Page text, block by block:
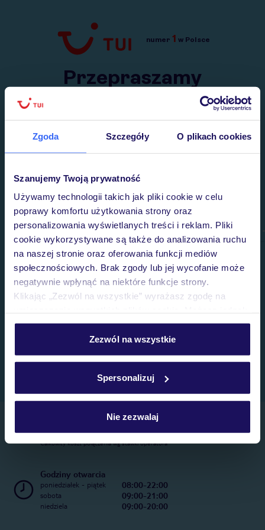
Zgoda Szczegóły O plikach cookies
Szanujemy Twoją prywatność
Używamy technologii takich jak pliki cookie w celu
poprawy komfortu użytkowania strony oraz
personalizowania wyświetlanych treści i reklam. Pliki
cookie wykorzystywane są także do analizowania ruchu
na naszej stronie oraz oferowania funkcji mediów
społecznościowych. Brak zgody lub jej wycofanie może
negatywnie wpłynąć na niektóre funkcje strony.
Klikając „Zezwól na wszystkie” wyrażasz zgodę na
personalizować swój wybór wchodząc w zakładkę
Szczegółowe informacje o plikach cookie znajdziesz
Zezwól na wszystkie
Spersonalizuj
Nie zezwalaj
Przejdź do TUI.pl
numer 1 w Polsce
Przepraszamy
Wysłaliśmy nasz serwis na krótkie wakacje.
Telefoniczne Centrum Rezerwacji
22 270 31 20
Całkowity koszt połączenia wg stawki operatora
Godziny otwarcia
poniedziałek - piątek 08:00-22:00
sobota 09:00-21:00
niedziela 09:00-20:00